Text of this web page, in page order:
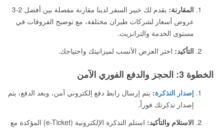
المقارنة:
يقدم لك خبير السفر لدينا مقارنة مفصلة بين أفضل 2-3
عروض أسعار لشركات طيران مختلفة، مع توضيح الفروقات في
مستوى الخدمة والترانزيت.
التأكيد: اختر العرض الأنسب لميزانيتك واحتياجك.
الخطوة 3: الحجز والدفع الفوري الآمن
إصدار التذكرة: يتم إرسال رابط دفع إلكتروني آمن، وبعد الدفع، يتم
إصدار تذكرتك فوراً.
الاستلام والتأكيد:
استلم التذكرة الإلكترونية (e-Ticket) المؤكدة مع